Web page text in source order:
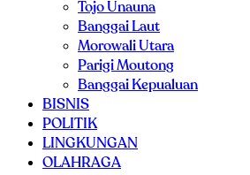
Tojo Unauna
Banggai Laut
Morowali Utara
Parigi Moutong
Banggai Kepualuan
BISNIS
POLITIK
LINGKUNGAN
OLAHRAGA